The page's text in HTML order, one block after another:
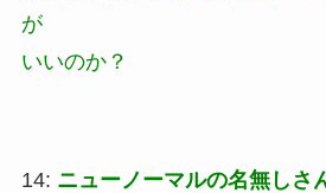
が
いいのか？
14: ニューノーマルの名無しさ